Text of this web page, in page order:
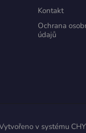
Kontakt
Ochrana
údajů
v systému